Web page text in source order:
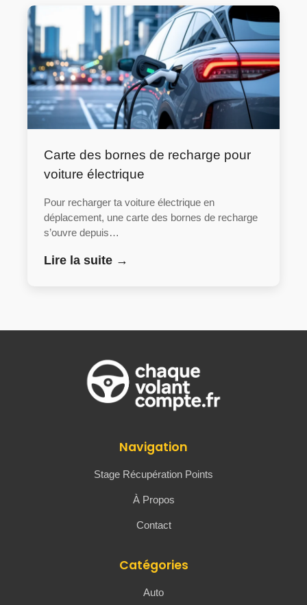
Carte des bornes de recharge pour
voiture électrique
Pour recharger ta voiture électrique en
déplacement, une carte des bornes de recharge
s’ouvre depuis…
Lire la suite →
Navigation
Stage Récupération Points
À Propos
Contact
Catégories
Auto